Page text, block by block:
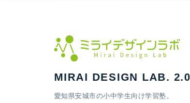
MIRAI DESIGN LAB. 2.0
愛知県安城市の小中学生向け学習塾。